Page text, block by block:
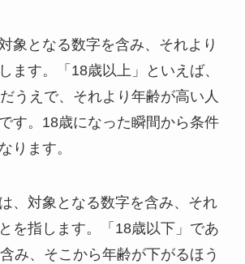
象となる数字を含み、それより
ます。「18歳以上」といえば、
うえで、それより年齢が高い人
す。18歳になった瞬間から条件
ります。
、対象となる数字を含み、それ
を指します。「18歳以下」であ
み、そこから年齢が下がるほう